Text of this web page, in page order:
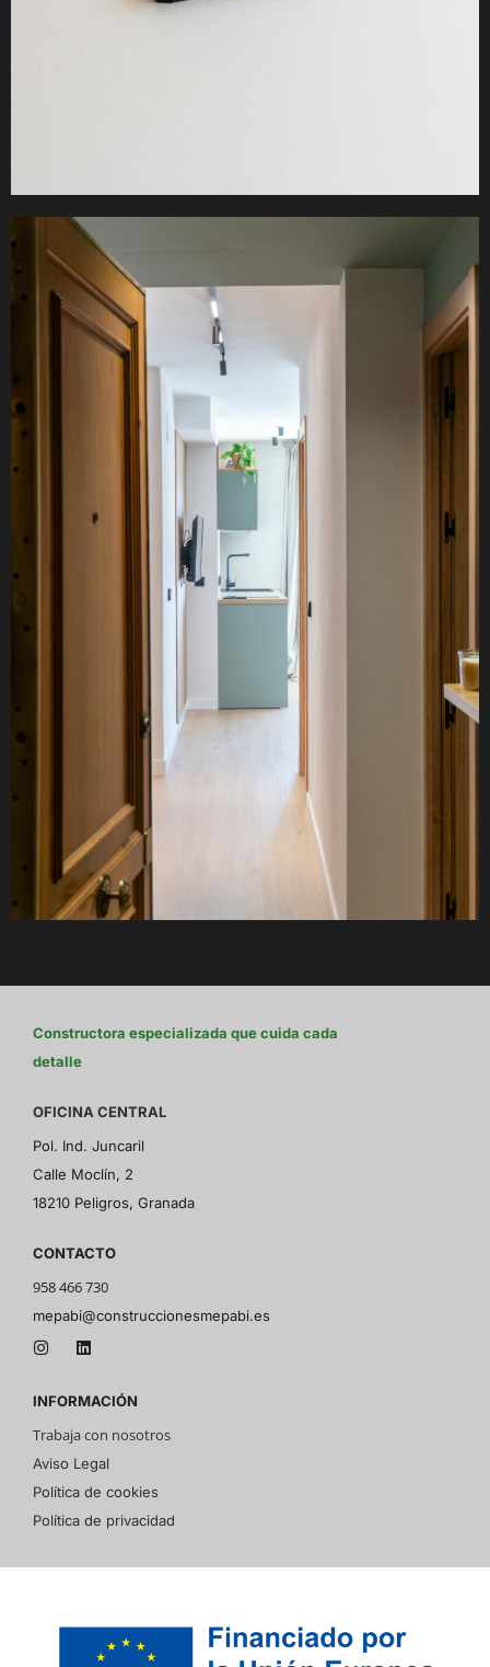
Constructora especializada que cuida cada
detalle
OFICINA CENTRAL
Pol. Ind. Juncaril
Calle Moclín, 2
18210 Peligros, Granada
CONTACTO
958 466 730
mepabi@construccionesmepabi.es
INFORMACIÓN
Trabaja con nosotros
Aviso Legal
Política de cookies
Política de privacidad